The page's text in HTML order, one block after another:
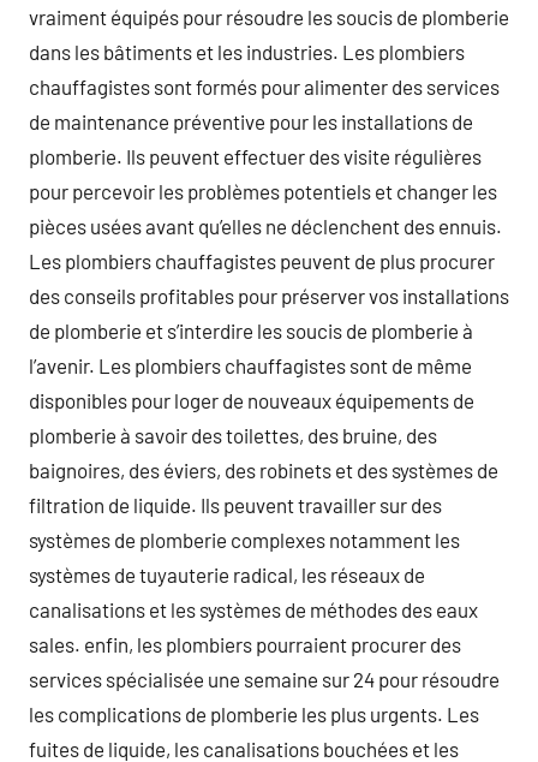
vraiment équipés pour résoudre les soucis de plomberie
dans les bâtiments et les industries. Les plombiers
chauffagistes sont formés pour alimenter des services
de maintenance préventive pour les installations de
plomberie. Ils peuvent effectuer des visite régulières
pour percevoir les problèmes potentiels et changer les
pièces usées avant qu’elles ne déclenchent des ennuis.
Les plombiers chauffagistes peuvent de plus procurer
des conseils profitables pour préserver vos installations
de plomberie et s’interdire les soucis de plomberie à
l’avenir. Les plombiers chauffagistes sont de même
disponibles pour loger de nouveaux équipements de
plomberie à savoir des toilettes, des bruine, des
baignoires, des éviers, des robinets et des systèmes de
filtration de liquide. Ils peuvent travailler sur des
systèmes de plomberie complexes notamment les
systèmes de tuyauterie radical, les réseaux de
canalisations et les systèmes de méthodes des eaux
sales. enfin, les plombiers pourraient procurer des
services spécialisée une semaine sur 24 pour résoudre
les complications de plomberie les plus urgents. Les
fuites de liquide, les canalisations bouchées et les